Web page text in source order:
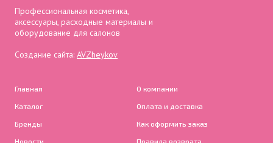
Профессиональная косметика,
аксессуары, расходные материалы и
оборудование для салонов
Создание сайта: AVZheykov
Главная
Каталог
Бренды
Новости
О компании
Оплата и доставка
Как оформить заказ
Правила возврата